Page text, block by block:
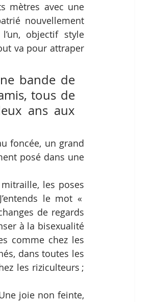
mètres avec une
nouvellement
objectif style
va pour attraper
bande de
tous de
ans aux
foncée, un grand
posé dans une
les poses
le mot «
de regards
à la bisexualité
comme chez les
dans toutes les
les riziculteurs ;
joie non feinte,